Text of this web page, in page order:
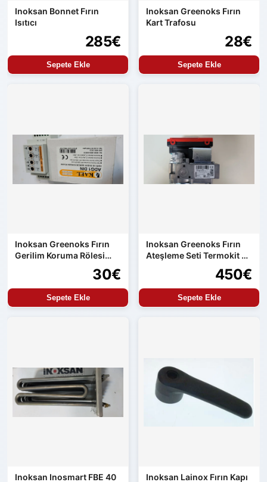
Inoksan Bonnet Fırın
Isıtıcı
285€
Sepete Ekle
Inoksan Greenoks Fırın
Kart Trafosu
28€
Sepete Ekle
Inoksan Greenoks Fırın
Gerilim Koruma Rölesi
Orijinal Yedek Parça30€
Sepete Ekle
Inoksan Greenoks Fırın
Ateşleme Seti Termokit ve
450€
Sepete Ekle
Inoksan Inosmart FBE 40 Inoksan Lainox Fırın Kapı